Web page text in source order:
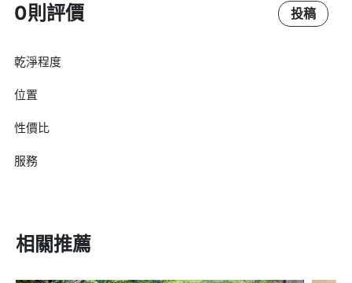
0則評價 投稿
乾淨程度
位置
性價比
服務
相關推薦